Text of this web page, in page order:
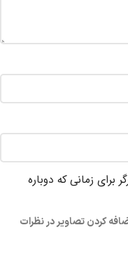
برای زمانی که دوباره
کردن تصاویر در نظرات